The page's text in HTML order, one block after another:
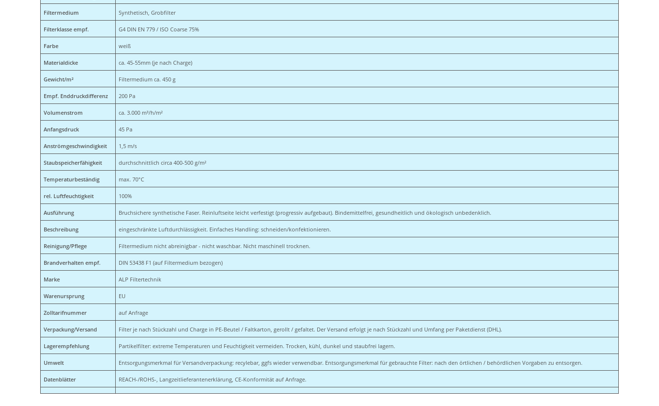
Filtermedium Synthetisch, Grobfilter
Filterklasse empf. G4 DIN EN 779 / ISO Coarse 75%
Farbe weiß
Materialdicke ca. 45-55mm (je nach Charge)
Gewicht/m² Filtermedium ca. 450 g
Empf. Enddruckdifferenz 200 Pa
Volumenstrom ca. 3.000 m³/h/m²
Anfangsdruck 45 Pa
Anströmgeschwindigkeit 1,5 m/s
Staubspeicherfähigkeit durchschnittlich circa 400-500 g/m²
Temperaturbeständig max. 70°C
rel. Luftfeuchtigkeit 100%
Ausführung Bruchsichere synthetische Faser. Reinluftseite leicht verfestigt (progressiv aufgebaut). Bindemittelfrei, gesundheitlich und ökologisch unbedenklich.
Beschreibung eingeschränkte Luftdurchlässigkeit. Einfaches Handling: schneiden/konfektionieren.
Reinigung/Pflege Filtermedium nicht abreinigbar - nicht waschbar. Nicht maschinell trocknen.
Brandverhalten empf. DIN 53438 F1 (auf Filtermedium bezogen)
Marke ALP Filtertechnik
Warenursprung EU
Zolltarifnummer auf Anfrage
Verpackung/Versand Filter je nach Stückzahl und Charge in PE-Beutel / Faltkarton, gerollt / gefaltet. Der Versand erfolgt je nach Stückzahl und Umfang per Paketdienst (DHL).
Lagerempfehlung Partikelfilter: extreme Temperaturen und Feuchtigkeit vermeiden. Trocken, kühl, dunkel und staubfrei lagern.
Umwelt Entsorgungsmerkmal für Versandverpackung: recylebar, ggfs wieder verwendbar. Entsorgungsmerkmal für gebrauchte Filter: nach den örtlichen / behördlichen Vorgaben zu entsorgen.
Datenblätter REACH-/ROHS-, Langzeitlieferantenerklärung, CE-Konformität auf Anfrage.